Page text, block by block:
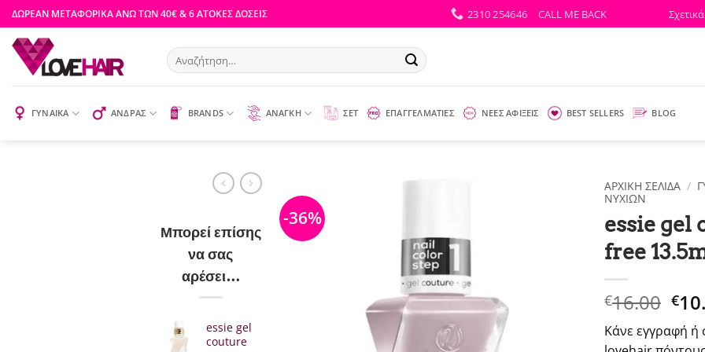
Μετάβαση
στο
περιεχόμενο
ΔΩΡΕΑΝ ΜΕΤΑΦΟΡΙΚΑ ΑΝΩ ΤΩΝ 40€ & 6 ΑΤΟΚΕΣ ΔΟΣΕΙΣ 2310 254646 CALL ME BACK
Αναζήτηση
για:
ΓΥΝΑΙΚΑ ΑΝΔΡΑΣ BRANDS ΑΝΑΓΚΗ ΣΕΤ ΕΠΑΓΓΕΛΜΑΤΙΕΣ ΝΕΕΣ ΑΦΙΞΕΙΣ BEST SELLERS BLOG
Μπορεί επίσης
να σας
αρέσει…
essie gel
couture
-36%
ΑΡΧΙΚΉ ΣΕΛΊΔΑ /
ΝΥΧΙΏΝ
essie gel
free
€16.00 €
Κάνε εγγραφή ή